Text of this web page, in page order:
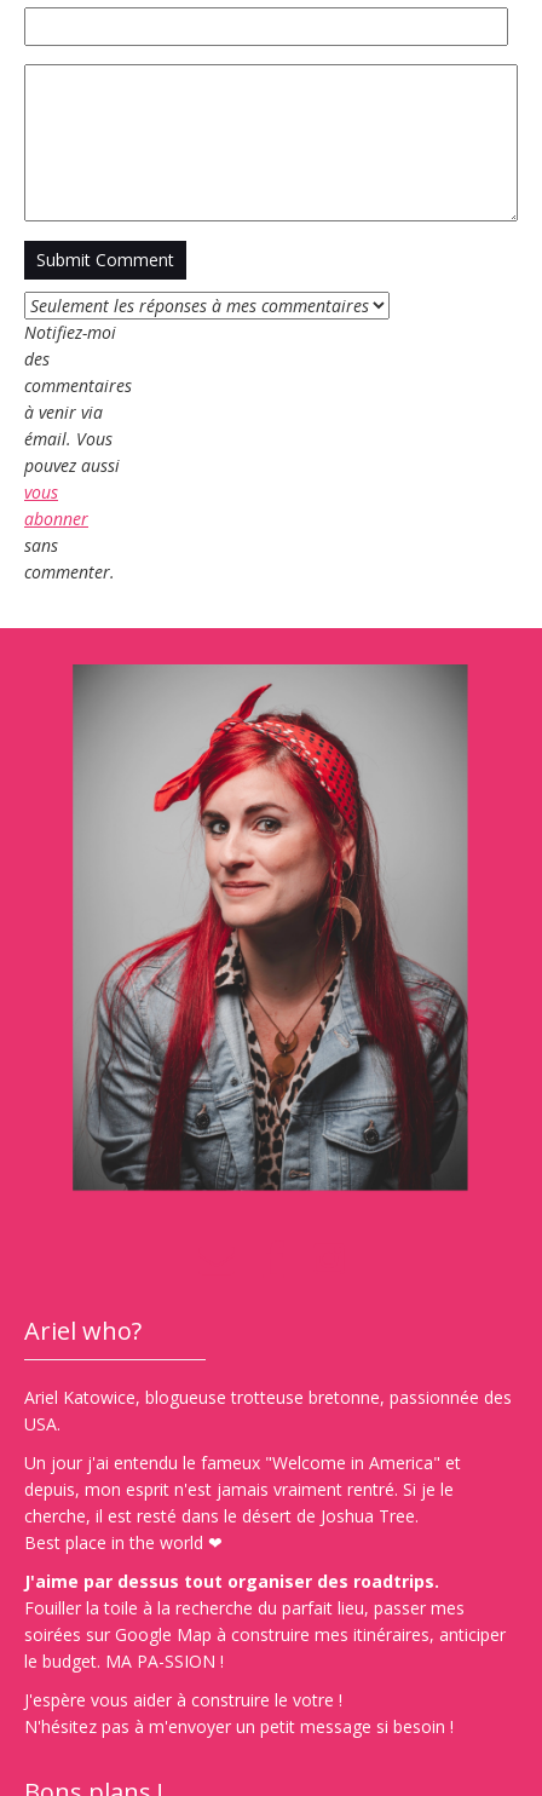
Notifiez-moi
des
commentaires
à venir via
émail. Vous
pouvez aussi
vous
abonner
sans
commenter.
Ariel who?
Ariel Katowice, blogueuse trotteuse bretonne, passionnée des
USA.
Un jour j'ai entendu le fameux "Welcome in America" et
depuis, mon esprit n'est jamais vraiment rentré. Si je le
cherche, il est resté dans le désert de Joshua Tree.
Best place in the world ❤
J'aime par dessus tout organiser des roadtrips.
Fouiller la toile à la recherche du parfait lieu, passer mes
soirées sur Google Map à construire mes itinéraires, anticiper
le budget. MA PA-SSION !
J'espère vous aider à construire le votre !
N'hésitez pas à m'envoyer un petit message si besoin !